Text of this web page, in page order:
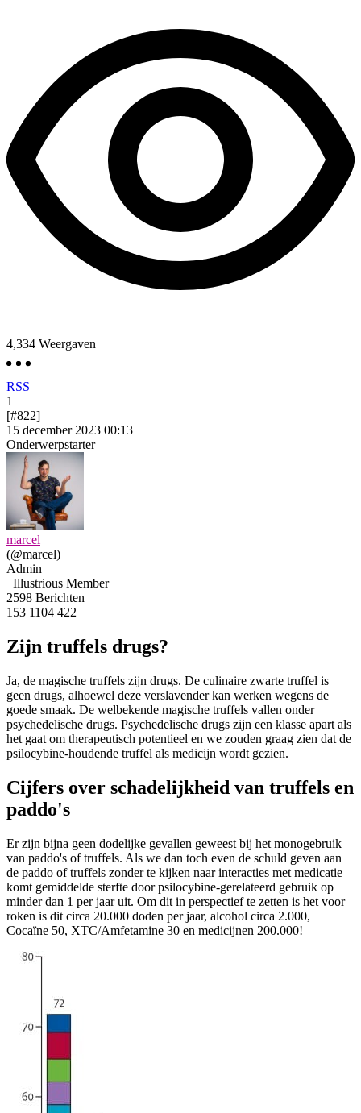
4,334 Weergaven
RSS
1
[#822]
15 december 2023 00:13
Onderwerpstarter
marcel
(@marcel)
Admin
Illustrious Member
2598 Berichten
153 1104 422
Zijn truffels drugs?
Ja, de magische truffels zijn drugs. De culinaire zwarte truffel is
geen drugs, alhoewel deze verslavender kan werken wegens de
goede smaak. De welbekende magische truffels vallen onder
psychedelische drugs. Psychedelische drugs zijn een klasse apart als
het gaat om therapeutisch potentieel en we zouden graag zien dat de
psilocybine-houdende truffel als medicijn wordt gezien.
Cijfers over schadelijkheid van truffels en
paddo's
Er zijn bijna geen dodelijke gevallen geweest bij het monogebruik
van paddo's of truffels. Als we dan toch even de schuld geven aan
de paddo of truffels zonder te kijken naar interacties met medicatie
komt gemiddelde sterfte door psilocybine-gerelateerd gebruik op
minder dan 1 per jaar uit. Om dit in perspectief te zetten is het voor
roken is dit circa 20.000 doden per jaar, alcohol circa 2.000,
Cocaïne 50, XTC/Amfetamine 30 en medicijnen 200.000!